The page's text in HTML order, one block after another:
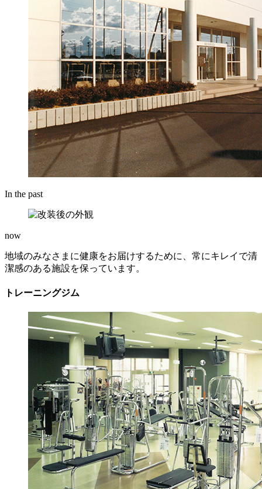
In the past
now
地域のみなさまに健康をお届けするために、常にキレイで清
潔感のある施設を保っています。
トレーニングジム